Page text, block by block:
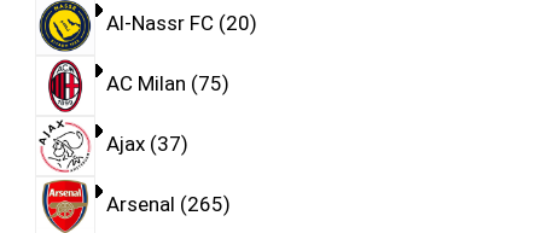
Al-Nassr FC 20
AC Milan 75
Ajax 37
Arsenal 265